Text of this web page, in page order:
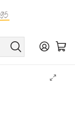
SELECCIONADOS
mm